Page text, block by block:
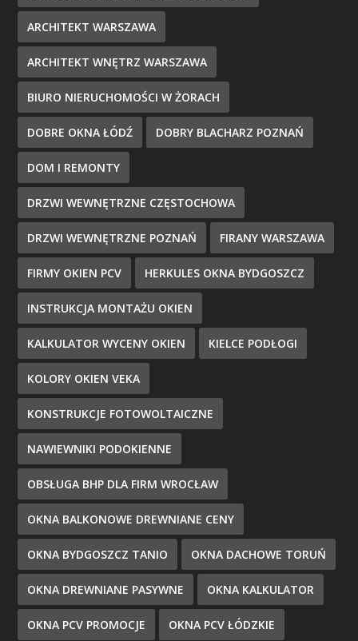
ARCHITEKT WARSZAWA
ARCHITEKT WNĘTRZ WARSZAWA
BIURO NIERUCHOMOŚCI W ŻORACH
DOBRE OKNA ŁÓDŹ DOBRY BLACHARZ POZNAŃ
DOM I REMONTY
DRZWI WEWNĘTRZNE CZĘSTOCHOWA
DRZWI WEWNĘTRZNE POZNAŃ FIRANY WARSZAWA
FIRMY OKIEN PCV HERKULES OKNA BYDGOSZCZ
INSTRUKCJA MONTAŻU OKIEN
KALKULATOR WYCENY OKIEN KIELCE PODŁOGI
KOLORY OKIEN VEKA
KONSTRUKCJE FOTOWOLTAICZNE
NAWIEWNIKI PODOKIENNE
OBSŁUGA BHP DLA FIRM WROCŁAW
OKNA BALKONOWE DREWNIANE CENY
OKNA BYDGOSZCZ TANIO OKNA DACHOWE TORUŃ
OKNA DREWNIANE PASYWNE OKNA KALKULATOR
OKNA PCV PROMOCJE OKNA PCV ŁÓDZKIE